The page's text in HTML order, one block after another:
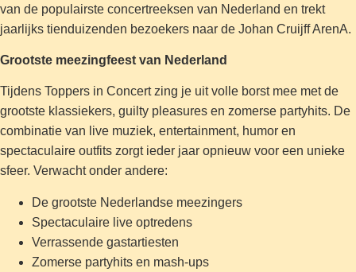
van de populairste concertreeksen van Nederland en trekt
jaarlijks tienduizenden bezoekers naar de Johan Cruijff ArenA.
Grootste meezingfeest van Nederland
Tijdens Toppers in Concert zing je uit volle borst mee met de
grootste klassiekers, guilty pleasures en zomerse partyhits. De
combinatie van live muziek, entertainment, humor en
spectaculaire outfits zorgt ieder jaar opnieuw voor een unieke
sfeer. Verwacht onder andere:
De grootste Nederlandse meezingers
Spectaculaire live optredens
Verrassende gastartiesten
Zomerse partyhits en mash-ups